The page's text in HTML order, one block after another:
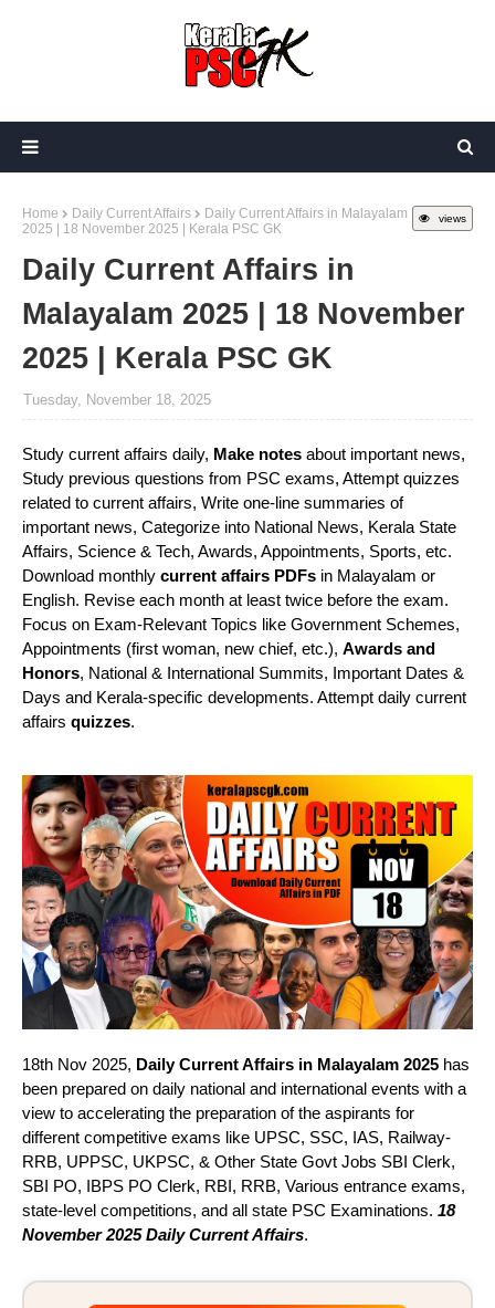
views
Home Daily Current Affairs
Daily Current Affairs in Malayalam
2025 | 18 November 2025 | Kerala PSC GK
Daily Current Affairs in
Malayalam 2025 | 18 November
2025 | Kerala PSC GK
Tuesday, November 18, 2025
Study current affairs daily, Make notes about important news,
Study previous questions from PSC exams, Attempt quizzes
related to current affairs, Write one-line summaries of
important news, Categorize into National News, Kerala State
Affairs, Science & Tech, Awards, Appointments, Sports, etc.
Download monthly current affairs PDFs in Malayalam or
English. Revise each month at least twice before the exam.
Focus on Exam-Relevant Topics like Government Schemes,
Appointments (first woman, new chief, etc.), Awards and
Honors, National & International Summits, Important Dates &
Days and Kerala-specific developments. Attempt daily current
affairs quizzes.
18th Nov 2025, Daily Current Affairs in Malayalam 2025 has
been prepared on daily national and international events with a
view to accelerating the preparation of the aspirants for
different competitive exams like UPSC, SSC, IAS, Railway-
RRB, UPPSC, UKPSC, & Other State Govt Jobs SBI Clerk,
SBI PO, IBPS PO Clerk, RBI, RRB, Various entrance exams,
state-level competitions, and all state PSC Examinations. 18
November 2025 Daily Current Affairs.